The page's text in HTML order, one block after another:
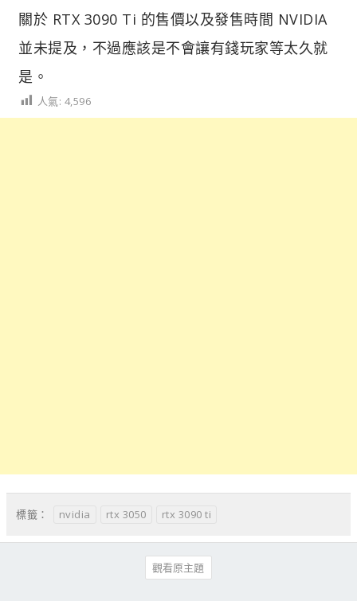
關於 RTX 3090 Ti 的售價以及發售時間 NVIDIA
並未提及，不過應該是不會讓有錢玩家等太久就
是。
人氣: 4,596
標籤： nvidia rtx 3050 rtx 3090 ti
觀看原主題